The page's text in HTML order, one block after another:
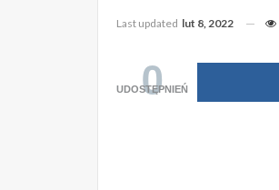
Last updated lut 8, 2022
0
UDOSTĘPNIEŃ